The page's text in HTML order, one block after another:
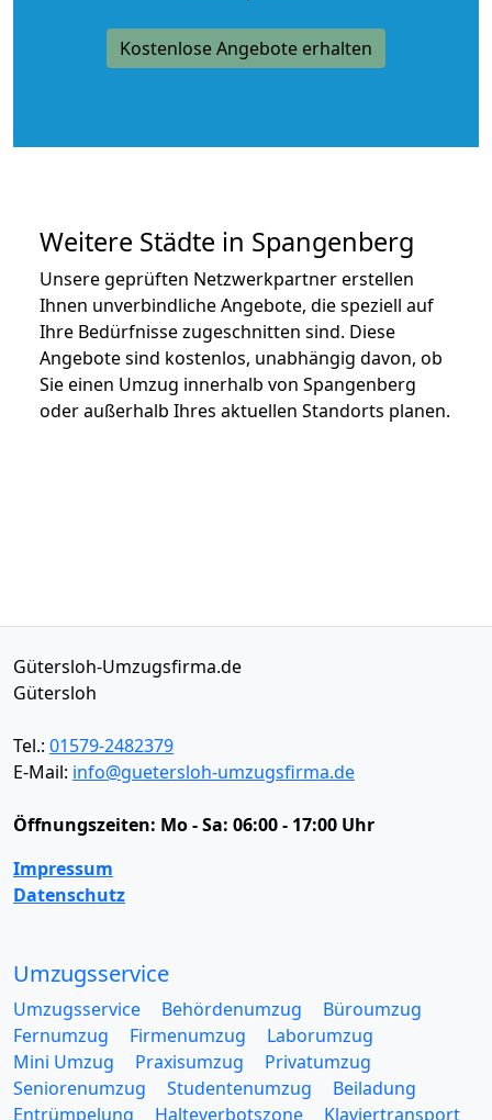
Kostenlose Angebote erhalten
Weitere Städte in Spangenberg
Unsere geprüften Netzwerkpartner erstellen
Ihnen unverbindliche Angebote, die speziell auf
Ihre Bedürfnisse zugeschnitten sind. Diese
Angebote sind kostenlos, unabhängig davon, ob
Sie einen Umzug innerhalb von Spangenberg
oder außerhalb Ihres aktuellen Standorts planen.
Gütersloh-Umzugsfirma.de
Gütersloh
Tel.: 01579-2482379
E-Mail: info@guetersloh-umzugsfirma.de
Öffnungszeiten: Mo - Sa: 06:00 - 17:00 Uhr
Impressum
Datenschutz
Umzugsservice
Umzugsservice Behördenumzug
Büroumzug
Fernumzug
Firmenumzug
Laborumzug
Mini Umzug
Praxisumzug
Privatumzug
Seniorenumzug
Studentenumzug
Beiladung
Entrümpelung
Halteverbotszone
Klaviertransport